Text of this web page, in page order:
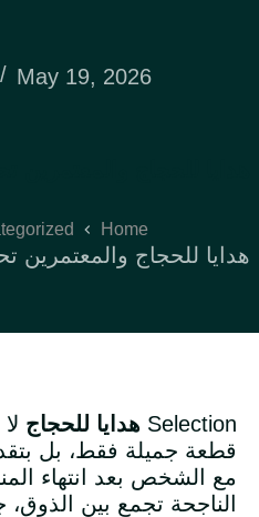
May 19, 2026
Home
هدايا للحجاج
Selection هدايا للحجاج
قطعة جميلة فقط، بل
مع الشخص بعد انتهاء
الناجحة تجمع بين الذوق،